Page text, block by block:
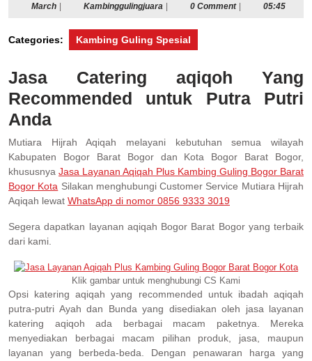
MarchMarch Kambinggulingjuara Kambinggulingjuara
0 Comment 05:45
Categories: Kambing Guling Spesial
Jasa Catering aqiqoh Yang
Recommended untuk Putra Putri
Anda
Mutiara Hijrah Aqiqah melayani kebutuhan semua wilayah
Kabupaten Bogor Barat Bogor dan Kota Bogor Barat Bogor,
khususnya Jasa Layanan Aqiqah Plus Kambing Guling Bogor Barat
Bogor Kota Silakan menghubungi Customer Service Mutiara Hijrah
Aqiqah lewat WhatsApp di nomor 0856 9333 3019
Segera dapatkan layanan aqiqah Bogor Barat Bogor yang terbaik
dari kami.
Klik gambar untuk menghubungi CS Kami
Opsi katering aqiqah yang recommended untuk ibadah aqiqah
putra-putri Ayah dan Bunda yang disediakan oleh jasa layanan
katering aqiqoh ada berbagai macam paketnya. Mereka
menyediakan berbagai macam pilihan produk, jasa, maupun
layanan yang berbeda-beda. Dengan penawaran harga yang